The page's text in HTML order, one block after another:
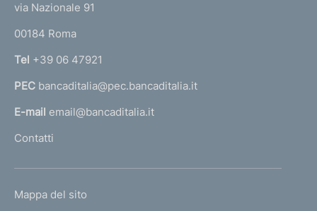
i
m
e
n
t
o
r
n
a
l
'
m
via Nazionale 91
00184 Roma
Tel +39 06 47921
PEC bancaditalia@pec.bancaditalia.it
E-mail email@bancaditalia.it
Contatti
L
Mappa del sito